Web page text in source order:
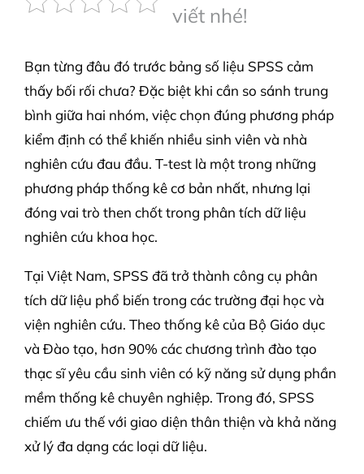
viết nhé!
Bạn từng đâu đó trước bảng số liệu SPSS cảm
thấy bối rối chưa? Đặc biệt khi cần so sánh trung
bình giữa hai nhóm, việc chọn đúng phương pháp
kiểm định có thể khiến nhiều sinh viên và nhà
nghiên cứu đau đầu. T-test là một trong những
phương pháp thống kê cơ bản nhất, nhưng lại
đóng vai trò then chốt trong phân tích dữ liệu
nghiên cứu khoa học.
Tại Việt Nam, SPSS đã trở thành công cụ phân
tích dữ liệu phổ biến trong các trường đại học và
viện nghiên cứu. Theo thống kê của Bộ Giáo dục
và Đào tạo, hơn 90% các chương trình đào tạo
thạc sĩ yêu cầu sinh viên có kỹ năng sử dụng phần
mềm thống kê chuyên nghiệp. Trong đó, SPSS
chiếm ưu thế với giao diện thân thiện và khả năng
xử lý đa dạng các loại dữ liệu.